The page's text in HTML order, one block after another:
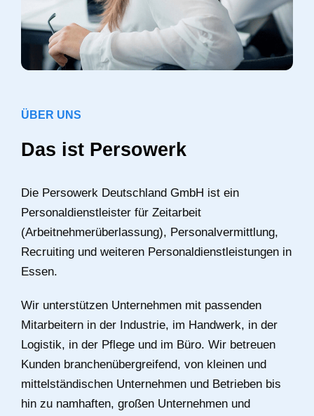
ÜBER UNS
Das ist Persowerk
Die Persowerk Deutschland GmbH ist ein
Personaldienstleister für Zeitarbeit
(Arbeitnehmerüberlassung), Personalvermittlung,
Recruiting und weiteren Personaldienstleistungen in
Essen.
Wir unterstützen Unternehmen mit passenden
Mitarbeitern in der Industrie, im Handwerk, in der
Logistik, in der Pflege und im Büro. Wir betreuen
Kunden branchenübergreifend, von kleinen und
mittelständischen Unternehmen und Betrieben bis
hin zu namhaften, großen Unternehmen und